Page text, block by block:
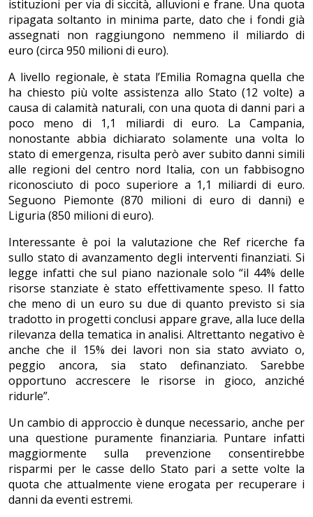
istituzioni per via di siccità, alluvioni e frane. Una quota
ripagata soltanto in minima parte, dato che i fondi già
assegnati non raggiungono nemmeno il miliardo di
euro (circa 950 milioni di euro).
A livello regionale, è stata l’Emilia Romagna quella che
ha chiesto più volte assistenza allo Stato (12 volte) a
causa di calamità naturali, con una quota di danni pari a
poco meno di 1,1 miliardi di euro. La Campania,
nonostante abbia dichiarato solamente una volta lo
stato di emergenza, risulta però aver subito danni simili
alle regioni del centro nord Italia, con un fabbisogno
riconosciuto di poco superiore a 1,1 miliardi di euro.
Seguono Piemonte (870 milioni di euro di danni) e
Liguria (850 milioni di euro).
Interessante è poi la valutazione che Ref ricerche fa
sullo stato di avanzamento degli interventi finanziati. Si
legge infatti che sul piano nazionale solo “il 44% delle
risorse stanziate è stato effettivamente speso. Il fatto
che meno di un euro su due di quanto previsto si sia
tradotto in progetti conclusi appare grave, alla luce della
rilevanza della tematica in analisi. Altrettanto negativo è
anche che il 15% dei lavori non sia stato avviato o,
peggio ancora, sia stato definanziato. Sarebbe
opportuno accrescere le risorse in gioco, anziché
ridurle”.
Un cambio di approccio è dunque necessario, anche per
una questione puramente finanziaria. Puntare infatti
maggiormente sulla prevenzione consentirebbe
risparmi per le casse dello Stato pari a sette volte la
quota che attualmente viene erogata per recuperare i
danni da eventi estremi.